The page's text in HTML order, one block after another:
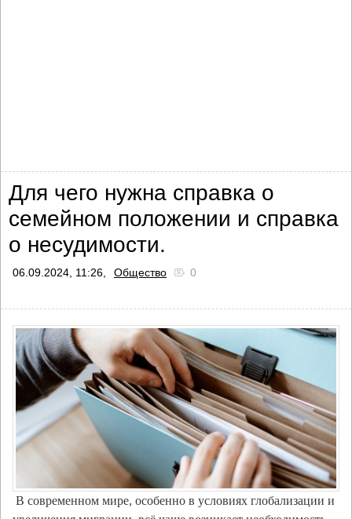
Для чего нужна справка о
семейном положении и справка
о несудимости.
06.09.2024, 11:26, Общество 0
В современном мире, особенно в условиях глобализации и